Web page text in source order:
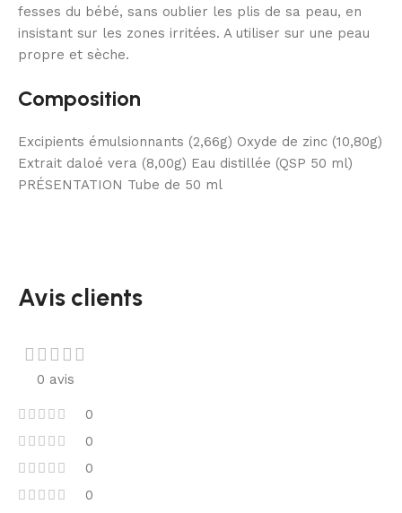
fesses du bébé, sans oublier les plis de sa peau, en
insistant sur les zones irritées. A utiliser sur une peau
propre et sèche.
Composition
Excipients émulsionnants (2,66g) Oxyde de zinc (10,80g)
Extrait daloé vera (8,00g) Eau distillée (QSP 50 ml)
PRÉSENTATION Tube de 50 ml
Avis clients
0 avis
0
0
0
0